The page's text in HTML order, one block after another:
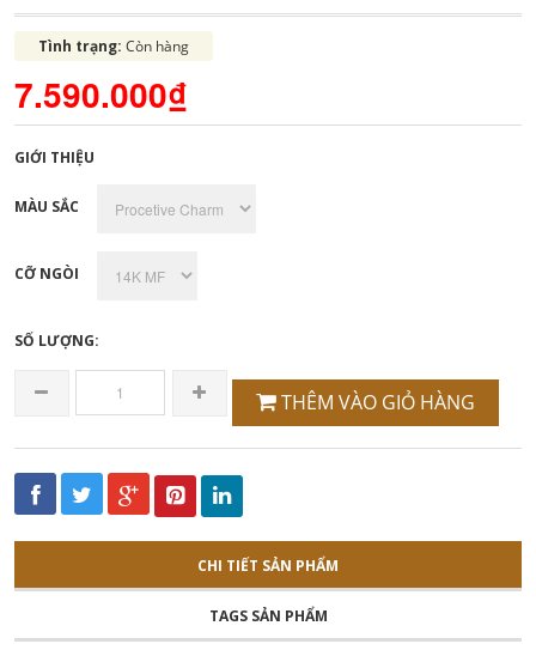
Tình trạng: Còn hàng
7.590.000₫
GIỚI THIỆU
MÀU SẮC
CỠ NGÒI
SỐ LƯỢNG:
THÊM VÀO GIỎ HÀNG
CHI TIẾT SẢN PHẨM
TAGS SẢN PHẨM